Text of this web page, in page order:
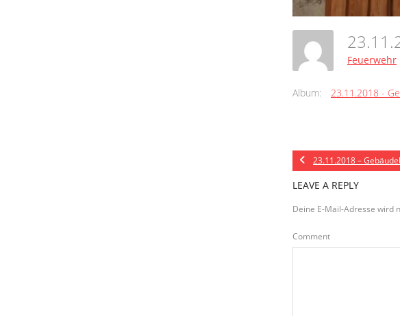
Feuerwehr
Album: 23.11.2018 -
23.11.2018 –
LEAVE A REPLY
Deine E-Mail-Adresse wird
Comment